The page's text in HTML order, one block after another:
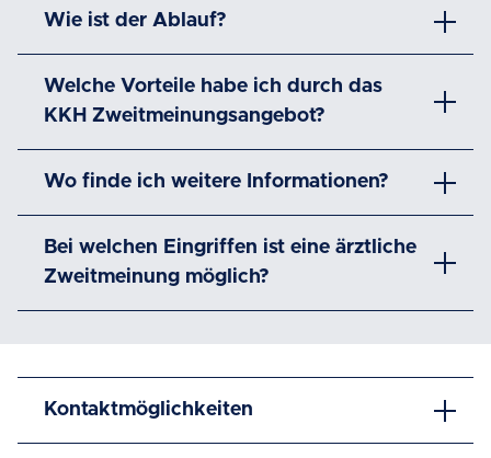
Wie ist der Ablauf?
Welche Vorteile habe ich durch das
KKH Zweitmeinungsangebot?
Wo finde ich weitere Informationen?
Bei welchen Eingriffen ist eine ärztliche
Zweitmeinung möglich?
Kontaktmöglichkeiten